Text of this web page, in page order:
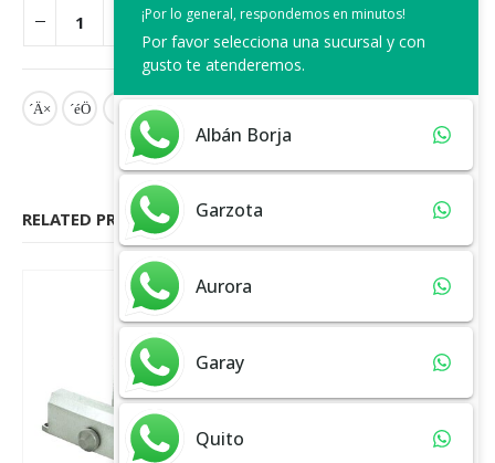
ADD TO CART
RELATED PRODUCTS
¡Por lo general, respondemos en minutos!
Por favor selecciona una sucursal y con
gusto te atenderemos.
Albán Borja
Garzota
Aurora
Garay
Quito